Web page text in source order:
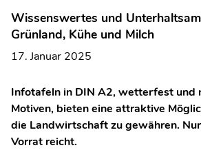
Wissenswertes und
Grünland, Kühe und Milch
17. Januar 2025
Infotafeln in DIN A2, wetterfest und
Motiven, bieten eine attraktive
die Landwirtschaft zu gewähren.
Vorrat reicht.